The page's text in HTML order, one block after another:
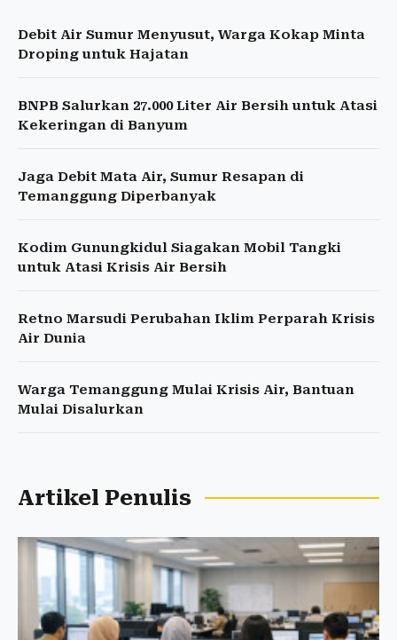
Debit Air Sumur Menyusut, Warga Kokap Minta
Droping untuk Hajatan
BNPB Salurkan 27.000 Liter Air Bersih untuk Atasi
Kekeringan di Banyum
Jaga Debit Mata Air, Sumur Resapan di
Temanggung Diperbanyak
Kodim Gunungkidul Siagakan Mobil Tangki
untuk Atasi Krisis Air Bersih
Retno Marsudi Perubahan Iklim Perparah Krisis
Air Dunia
Warga Temanggung Mulai Krisis Air, Bantuan
Mulai Disalurkan
Artikel Penulis